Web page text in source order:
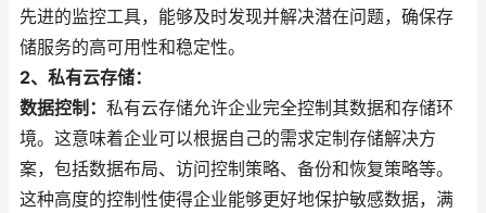
先进的监控工具，能够及时发现并解决潜在问题，确保存
储服务的高可用性和稳定性。
2、私有云存储：
数据控制： 私有云存储允许企业完全控制其数据和存储环
境。这意味着企业可以根据自己的需求定制存储解决方
案，包括数据布局、访问控制策略、备份和恢复策略等。
这种高度的控制性使得企业能够更好地保护敏感数据，满